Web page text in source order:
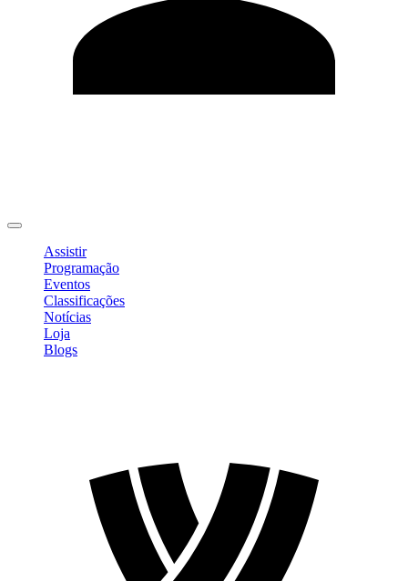
Assistir
Programação
Eventos
Classificações
Notícias
Loja
Blogs